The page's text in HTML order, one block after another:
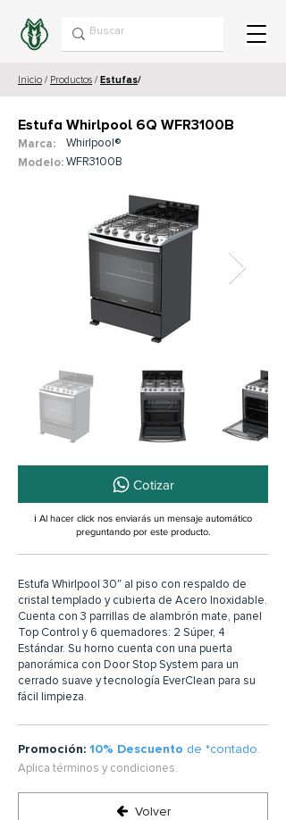
Inicio / Productos / Estufas/
Estufa Whirlpool 6Q WFR3100B
Marca:
Modelo:
Whirlpool®
WFR3100B
Cotizar
ℹ️ Al hacer click nos enviarás un mensaje automático
preguntando por este producto.
Estufa Whirlpool 30″ al piso con respaldo de
cristal templado y cubierta de Acero Inoxidable.
Cuenta con 3 parrillas de alambrón mate, panel
Top Control y 6 quemadores: 2 Súper, 4
Estándar. Su horno cuenta con una puerta
panorámica con Door Stop System para un
cerrado suave y tecnología EverClean para su
fácil limpieza.
Promoción: 10% Descuento de *contado.
Aplica términos y condiciones.
Volver